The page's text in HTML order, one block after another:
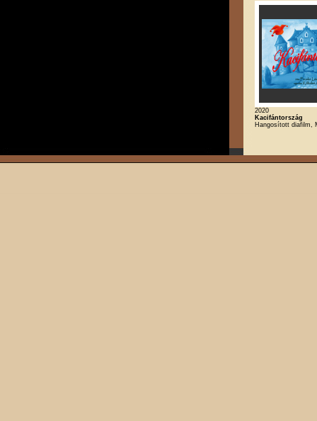
2020
Kacifántország
Hangosított diafilm,